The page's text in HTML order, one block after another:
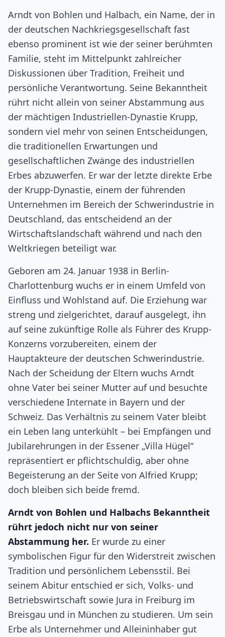
Arndt von Bohlen und Halbach, ein Name, der in
der deutschen Nachkriegsgesellschaft fast
ebenso prominent ist wie der seiner berühmten
Familie, steht im Mittelpunkt zahlreicher
Diskussionen über Tradition, Freiheit und
persönliche Verantwortung. Seine Bekanntheit
rührt nicht allein von seiner Abstammung aus
der mächtigen Industriellen-Dynastie Krupp,
sondern viel mehr von seinen Entscheidungen,
die traditionellen Erwartungen und
gesellschaftlichen Zwänge des industriellen
Erbes abzuwerfen. Er war der letzte direkte Erbe
der Krupp-Dynastie, einem der führenden
Unternehmen im Bereich der Schwerindustrie in
Deutschland, das entscheidend an der
Wirtschaftslandschaft während und nach den
Weltkriegen beteiligt war.
Geboren am 24. Januar 1938 in Berlin-
Charlottenburg wuchs er in einem Umfeld von
Einfluss und Wohlstand auf. Die Erziehung war
streng und zielgerichtet, darauf ausgelegt, ihn
auf seine zukünftige Rolle als Führer des Krupp-
Konzerns vorzubereiten, einem der
Hauptakteure der deutschen Schwerindustrie.
Nach der Scheidung der Eltern wuchs Arndt
ohne Vater bei seiner Mutter auf und besuchte
verschiedene Internate in Bayern und der
Schweiz. Das Verhältnis zu seinem Vater bleibt
ein Leben lang unterkühlt – bei Empfängen und
Jubilarehrungen in der Essener „Villa Hügel“
repräsentiert er pflichtschuldig, aber ohne
Begeisterung an der Seite von Alfried Krupp;
doch bleiben sich beide fremd.
Arndt von Bohlen und Halbachs Bekanntheit
rührt jedoch nicht nur von seiner
Abstammung her. Er wurde zu einer
symbolischen Figur für den Widerstreit zwischen
Tradition und persönlichem Lebensstil. Bei
seinem Abitur entschied er sich, Volks- und
Betriebswirtschaft sowie Jura in Freiburg im
Breisgau und in München zu studieren. Um sein
Erbe als Unternehmer und Alleininhaber gut